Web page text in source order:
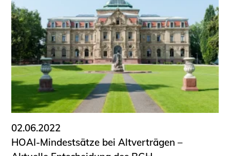
02.06.2022
HOAI-Mindestsätze bei Altverträgen –